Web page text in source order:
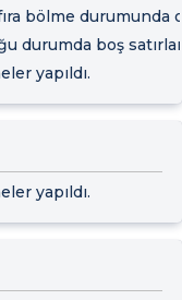
bölme durumunda
durumda boş
yapıldı.
yapıldı.